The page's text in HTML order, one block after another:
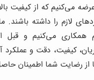
می‌کنیم که از کیفیت
لازم را داشته باشند.
همکاری می‌کنیم و قبل
کیفیت، دقت و عملکرد
از رضایت شما اطمینان